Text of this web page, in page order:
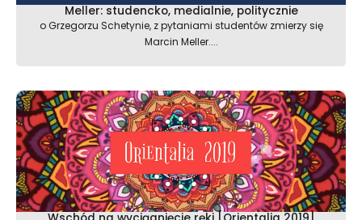
Meller: studencko, medialnie, politycznie
o Grzegorzu Schetynie, z pytaniami studentów zmierzy się
Marcin Meller....